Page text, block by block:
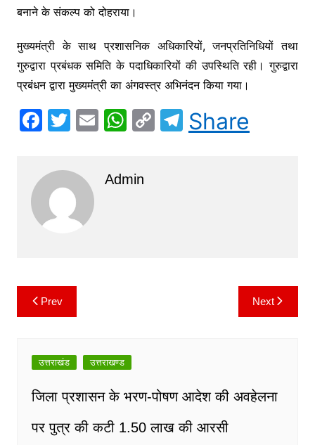
बनाने के संकल्प को दोहराया।
मुख्यमंत्री के साथ प्रशासनिक अधिकारियों, जनप्रतिनिधियों तथा
गुरुद्वारा प्रबंधक समिति के पदाधिकारियों की उपस्थिति रही। गुरुद्वारा
प्रबंधन द्वारा मुख्यमंत्री का अंगवस्त्र अभिनंदन किया गया।
F
c
e
b
o
T
itt
er
E W
s
C T
el
Share
Admin
Post
navigation
Prev Next
उत्तराखंड उत्तराखण्ड
जिला प्रशासन के भरण-पोषण आदेश की अवहेलना
पर पुत्र की कटी 1.50 लाख की आरसी